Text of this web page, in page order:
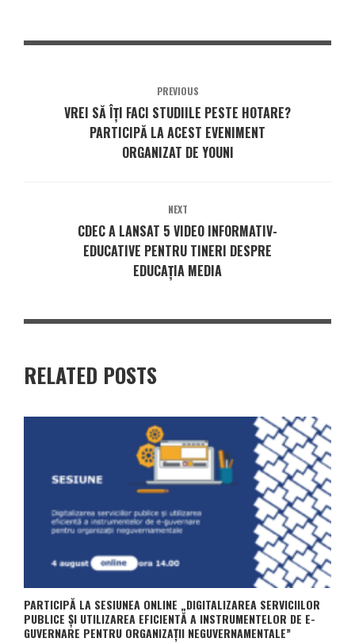
PREVIOUS
VREI SĂ ÎȚI FACI STUDIILE PESTE HOTARE?
PARTICIPĂ LA ACEST EVENIMENT
ORGANIZAT DE YOUNI
NEXT
CDEC A LANSAT 5 VIDEO INFORMATIV-
EDUCATIVE PENTRU TINERI DESPRE
EDUCAȚIA MEDIA
RELATED POSTS
PARTICIPĂ LA SESIUNEA ONLINE „DIGITALIZAREA SERVICIILOR
PUBLICE ȘI UTILIZAREA EFICIENTĂ A INSTRUMENTELOR DE E-
GUVERNARE PENTRU ORGANIZAȚII NEGUVERNAMENTALE”